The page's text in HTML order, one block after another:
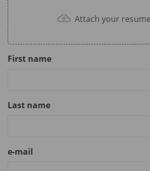
Attach your
First name
Last name
e-mail